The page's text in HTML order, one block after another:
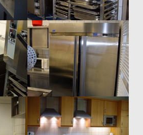
Show larger version
Show larger version